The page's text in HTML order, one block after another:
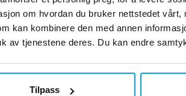
om hvordan du bruker nettstedet vårt,
kan kombinere den med annen
av tjenestene deres. Du kan endre
Tilpass
Ravensburger
Patrol - Fury Heroes
Nåværende pris :kr 139,00
kr 139,00 kr
KJØP